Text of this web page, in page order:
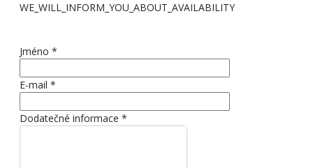
WE_WILL_INFORM_YOU_ABOUT_AVAILABILITY
Jméno *
E-mail *
Dodatečné informace *